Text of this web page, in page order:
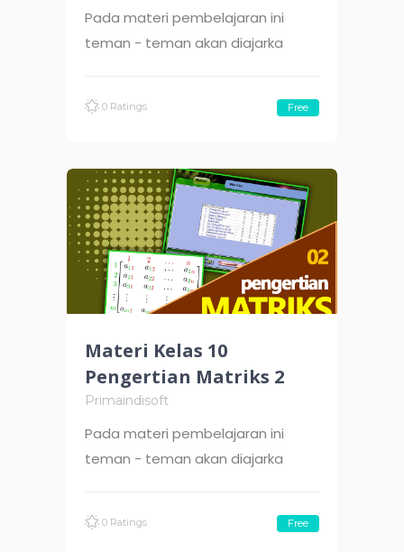
Pada materi pembelajaran ini
teman - teman akan diajarka
0 Ratings Free
Materi Kelas 10
Pengertian Matriks 2
Primaindisoft
Pada materi pembelajaran ini
teman - teman akan diajarka
0 Ratings Free